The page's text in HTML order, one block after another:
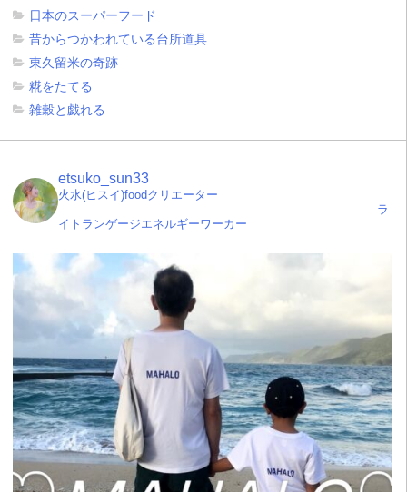
日本のスーパーフード
昔からつかわれている台所道具
東久留米の奇跡
糀をたてる
雑穀と戯れる
etsuko_sun33
火水(ヒスイ)foodクリエーター
ラ
イトランゲージエネルギーワーカー